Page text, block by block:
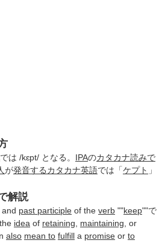
では /kɛpt/ となる。 IPAのカタカナ読みで
が発音するカタカナ英語では「ケプト 」
解説
and past participle of the verb ""keep""で
the idea of retaining maintaining , or
also mean to fulfill a promise or to